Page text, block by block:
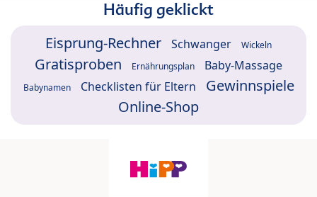
Häufig geklickt
Eisprung-Rechner Schwanger Wickeln
Gratisproben Ernährungsplan Baby-Massage
Babynamen Checklisten für Eltern
Gewinnspiele
Online-Shop